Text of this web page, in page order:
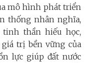
mô hình phát triển
thống nhân nghĩa,
thần hiếu học,
trị bền vững của
lực giúp đất nước